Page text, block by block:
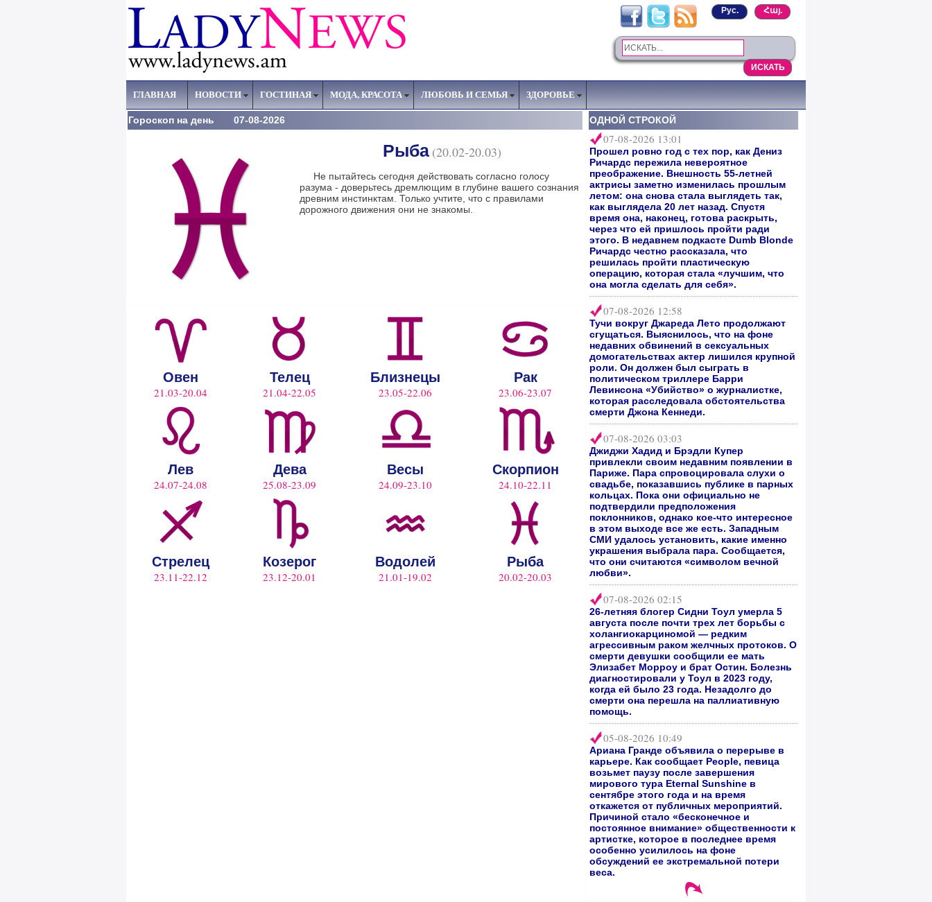
Հայ.
Рус.
ГЛАВНАЯ НОВОСТИ ГОСТИНАЯ МОДА, КРАСОТА ЛЮБОВЬ И СЕМЬЯ ЗДОРОВЬЕ
Гороскоп на день 07-08-2026
Рыба (20.02-20.03)
Не пытайтесь сегодня действовать согласно голосу
разума - доверьтесь дремлющим в глубине вашего сознания
древним инстинктам. Только учтите, что с правилами
дорожного движения они не знакомы.
Овен
21.03-20.04
Телец
21.04-22.05
Близнецы
23.05-22.06
Рак
23.06-23.07
Лев
24.07-24.08
Дева
25.08-23.09
Весы
24.09-23.10
Скорпион
24.10-22.11
Стрелец
23.11-22.12
Козерог
23.12-20.01
Водолей
21.01-19.02
Рыба
20.02-20.03
ОДНОЙ СТРОКОЙ
07-08-2026 13:01
Прошел ровно год с тех пор, как Дениз
Ричардс пережила невероятное
преображение. Внешность 55-летней
актрисы заметно изменилась прошлым
летом: она снова стала выглядеть так,
как выглядела 20 лет назад. Спустя
время она, наконец, готова раскрыть,
через что ей пришлось пройти ради
этого. В недавнем подкасте Dumb Blonde
Ричардс честно рассказала, что
решилась пройти пластическую
операцию, которая стала «лучшим, что
она могла сделать для себя».
07-08-2026 12:58
Тучи вокруг Джареда Лето продолжают
сгущаться. Выяснилось, что на фоне
недавних обвинений в сексуальных
домогательствах актер лишился крупной
роли. Он должен был сыграть в
политическом триллере Барри
Левинсона «Убийство» о журналистке,
которая расследовала обстоятельства
смерти Джона Кеннеди.
07-08-2026 03:03
Джиджи Хадид и Брэдли Купер
привлекли своим недавним появлении в
Париже. Пара спровоцировала слухи о
свадьбе, показавшись публике в парных
кольцах. Пока они официально не
подтвердили предположения
поклонников, однако кое-что интересное
в этом выходе все же есть. Западным
СМИ удалось установить, какие именно
украшения выбрала пара. Сообщается,
что они считаются «символом вечной
любви».
07-08-2026 02:15
26-летняя блогер Сидни Тоул умерла 5
августа после почти трех лет борьбы с
холангиокарциномой — редким
агрессивным раком желчных протоков. О
смерти девушки сообщили ее мать
Элизабет Морроу и брат Остин. Болезнь
диагностировали у Тоул в 2023 году,
когда ей было 23 года. Незадолго до
смерти она перешла на паллиативную
помощь.
05-08-2026 10:49
Ариана Гранде объявила о перерыве в
карьере. Как сообщает People, певица
возьмет паузу после завершения
мирового тура Eternal Sunshine в
сентябре этого года и на время
откажется от публичных мероприятий.
Причиной стало «бесконечное и
постоянное внимание» общественности к
артистке, которое в последнее время
особенно усилилось на фоне
обсуждений ее экстремальной потери
веса.